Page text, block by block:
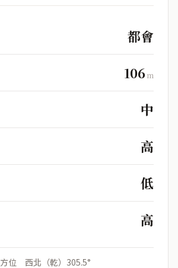
都會
106m
中
高
低
高
方位 西北（乾）305.5°